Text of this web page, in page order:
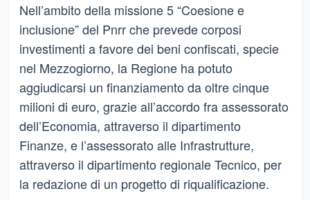
Nell’ambito della missione 5 “Coesione e
inclusione” del Pnrr che prevede corposi
investimenti a favore dei beni confiscati, specie
nel Mezzogiorno, la Regione ha potuto
aggiudicarsi un finanziamento da oltre cinque
milioni di euro, grazie all’accordo fra assessorato
dell’Economia, attraverso il dipartimento
Finanze, e l’assessorato alle Infrastrutture,
attraverso il dipartimento regionale Tecnico, per
la redazione di un progetto di riqualificazione.